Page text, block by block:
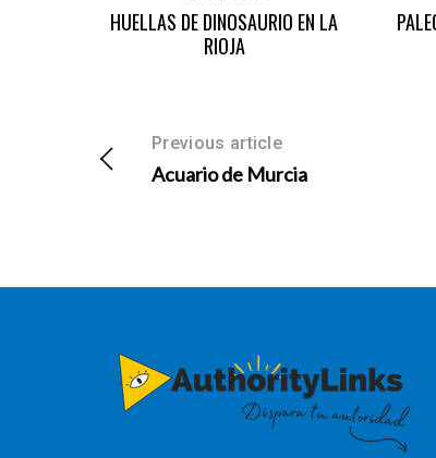
HUELLAS DE DINOSAURIO EN LA
RIOJA
Previous article
Acuario de Murcia